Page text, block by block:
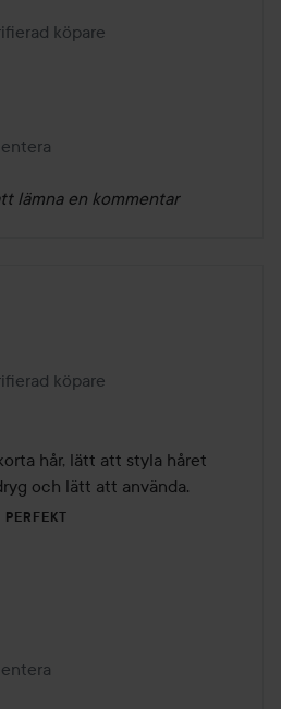
köpare
lämna en kommentar
4 år
köpare
hår, lätt att styla håret
och lätt att använda.